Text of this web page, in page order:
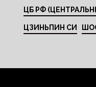
ЦБ РФ
ЦЗИНЬПИН СИ